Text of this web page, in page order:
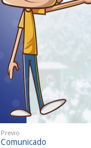
Previo
Comunicado